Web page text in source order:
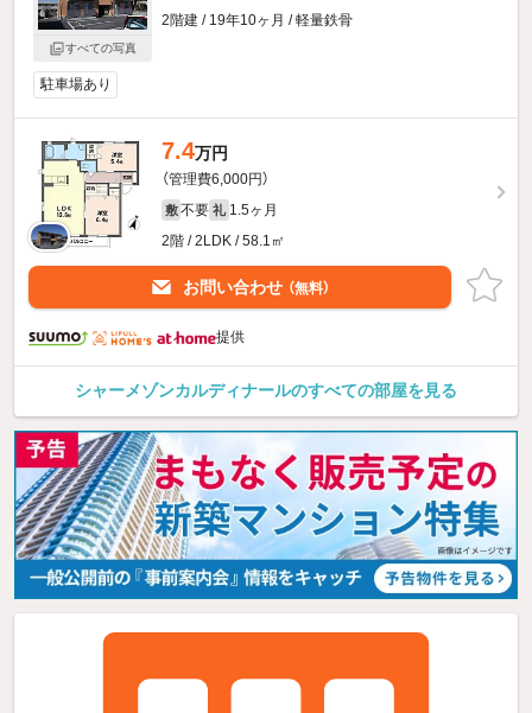
すべての写真
2階建 / 19年10ヶ月 / 軽量鉄骨
駐車場あり
7.4万円
（管理費6,000円）
敷 不要 礼 1.5ヶ月
2階 / 2LDK / 58.1㎡
お問い合わせ （無料）
提供
シャーメゾンカルディナールのすべての部屋を見る